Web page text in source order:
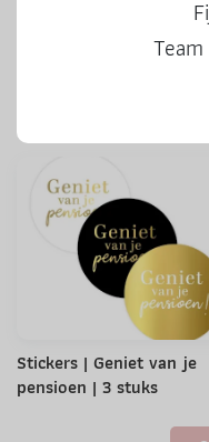
Stickers | Geniet van je
pensioen | 3 stuks